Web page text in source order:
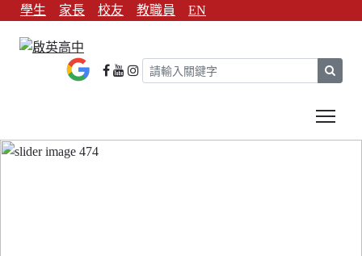
學生 家長 校友 教職員 EN